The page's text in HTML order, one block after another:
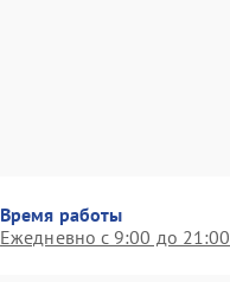
Время работы
Ежедневно с 9:00 до 21:00